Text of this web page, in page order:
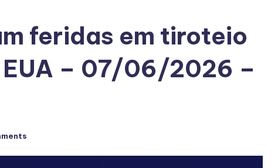
feridas em tiroteio
– 07/06/2026 –